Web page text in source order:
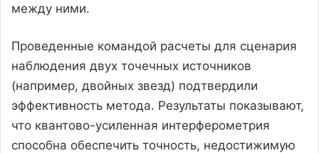
между ними.
Проведенные командой расчеты для сценария
наблюдения двух точечных источников
(например, двойных звезд) подтвердили
эффективность метода. Результаты показывают,
что квантово-усиленная интерферометрия
способна обеспечить точность, недостижимую